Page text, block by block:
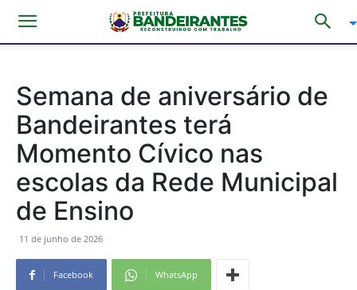
Semana de aniversário de
Bandeirantes terá
Momento Cívico nas
escolas da Rede Municipal
de Ensino
11 de junho de 2026
Facebook WhatsApp